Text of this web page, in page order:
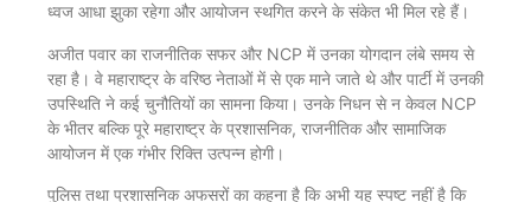
ध्वज आधा झुका रहेगा और आयोजन स्थगित करने के संकेत भी मिल रहे हैं।
अजीत पवार का राजनीतिक सफर और NCP में उनका योगदान लंबे समय से
रहा है। वे महाराष्ट्र के वरिष्ठ नेताओं में से एक माने जाते थे और पार्टी में उनकी
उपस्थिति ने कई चुनौतियों का सामना किया। उनके निधन से न केवल NCP
के भीतर बल्कि पूरे महाराष्ट्र के प्रशासनिक, राजनीतिक और सामाजिक
आयोजन में एक गंभीर रिक्ति उत्पन्न होगी।
पुलिस तथा प्रशासनिक अफसरों का कहना है कि अभी यह स्पष्ट नहीं है कि